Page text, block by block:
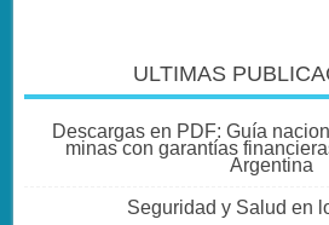
ULTIMAS
Descargas en PDF: Guía
minas con garantías
Argentina
Seguridad y Salud en